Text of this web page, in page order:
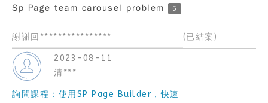
Sp Page team carousel problem 5
謝謝回**************** (已結案)
2023-08-11
清***
詢問課程：使用SP Page Builder，快速